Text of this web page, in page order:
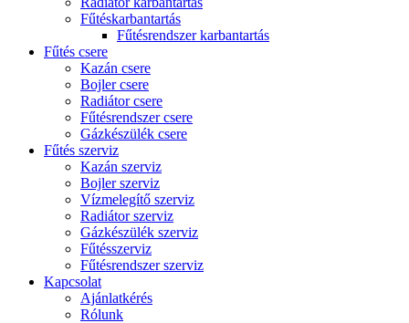
Fűtéskarbantartás
Fűtésrendszer karbantartás
Fűtés csere
Kazán csere
Bojler csere
Radiátor csere
Fűtésrendszer csere
Gázkészülék csere
Fűtés szerviz
Kazán szerviz
Bojler szerviz
Vízmelegítő szerviz
Radiátor szerviz
Gázkészülék szerviz
Fűtésszerviz
Fűtésrendszer szerviz
Kapcsolat
Ajánlatkérés
Rólunk